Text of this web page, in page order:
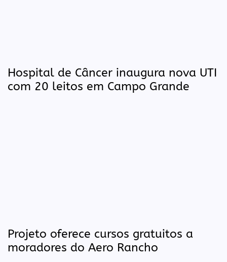
Hospital de Câncer inaugura nova UTI
com 20 leitos em Campo Grande
Projeto oferece cursos gratuitos a
moradores do Aero Rancho